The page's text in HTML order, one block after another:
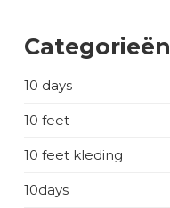
Categorieën
10 days
10 feet
10 feet kleding
10days